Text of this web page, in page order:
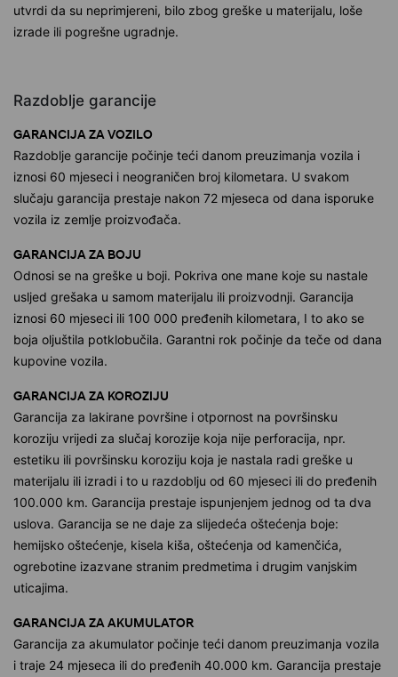
utvrdi da su neprimjereni, bilo zbog greške u materijalu, loše
izrade ili pogrešne ugradnje.
Razdoblje garancije
GARANCIJA ZA VOZILO
Razdoblje garancije počinje teći danom preuzimanja vozila i
iznosi 60 mjeseci i neograničen broj kilometara. U svakom
slučaju garancija prestaje nakon 72 mjeseca od dana isporuke
vozila iz zemlje proizvođača.
GARANCIJA ZA BOJU
Odnosi se na greške u boji. Pokriva one mane koje su nastale
usljed grešaka u samom materijalu ili proizvodnji. Garancija
iznosi 60 mjeseci ili 100 000 pređenih kilometara, I to ako se
boja oljuštila potklobučila. Garantni rok počinje da teče od dana
kupovine vozila.
GARANCIJA ZA KOROZIJU
Garancija za lakirane površine i otpornost na površinsku
koroziju vrijedi za slučaj korozije koja nije perforacija, npr.
estetiku ili površinsku koroziju koja je nastala radi greške u
materijalu ili izradi i to u razdoblju od 60 mjeseci ili do pređenih
100.000 km. Garancija prestaje ispunjenjem jednog od ta dva
uslova. Garancija se ne daje za slijedeća oštećenja boje:
hemijsko oštećenje, kisela kiša, oštećenja od kamenčića,
ogrebotine izazvane stranim predmetima i drugim vanjskim
uticajima.
GARANCIJA ZA AKUMULATOR
Garancija za akumulator počinje teći danom preuzimanja vozila
i traje 24 mjeseca ili do pređenih 40.000 km. Garancija prestaje